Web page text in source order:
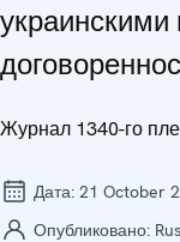
Журнал 1340-го
Дата: 21 October
Опубликовано: